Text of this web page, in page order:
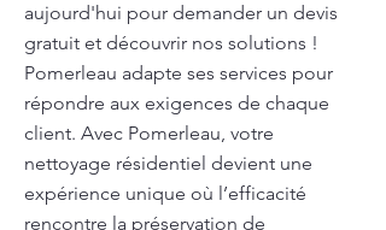
aujourd'hui pour demander un devis
gratuit et découvrir nos solutions !
Pomerleau adapte ses services pour
répondre aux exigences de chaque
client. Avec Pomerleau, votre
nettoyage résidentiel devient une
expérience unique où l’efficacité
rencontre la préservation de